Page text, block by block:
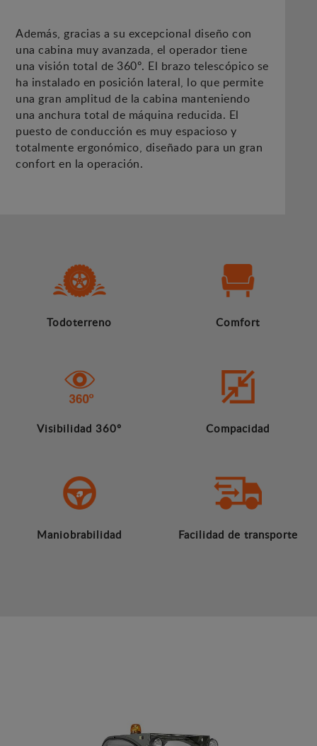
Además, gracias a su excepcional diseño con
una cabina muy avanzada, el operador tiene
una visión total de 360º. El brazo telescópico se
ha instalado en posición lateral, lo que permite
una gran amplitud de la cabina manteniendo
una anchura total de máquina reducida. El
puesto de conducción es muy espacioso y
totalmente ergonómico, diseñado para un gran
confort en la operación.
Todoterreno Comfort
Visibilidad 360º Compacidad
Maniobrabilidad Facilidad de transporte